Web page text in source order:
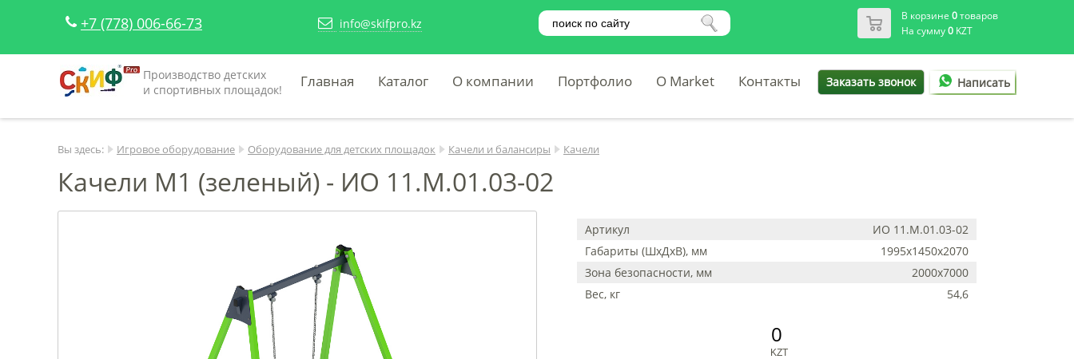
+7 (778) 006-66-73 info@skifpro.kz В корзине 0товаров
На сумму0KZT
Производство детских
и спортивных площадок!
Главная Каталог О компании Портфолио O Market Контакты Заказать звонок Написать
Вы здесь: Игровое оборудование Оборудование для детских площадок Качели и балансиры Качели
Качели М1 (зеленый) - ИО 11.М.01.03-02
Артикул
ИО 11.М.01.03-02
Габариты (ШхДхВ), мм
1995х1450х2070
Зона безопасности, мм
2000х7000
Вес, кг
54,6
0
KZT